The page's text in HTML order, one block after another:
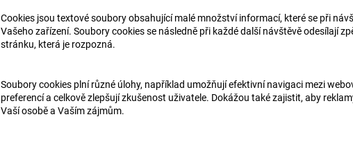
Cookies jsou textové soubory obsahující malé množství informací, které se při
Vašeho zařízení. Soubory cookies se následně při každé další návštěvě odesílají
stránku, která je rozpozná.
Soubory cookies plní různé úlohy, například umožňují efektivní navigaci mezi
preferencí a celkově zlepšují zkušenost uživatele. Dokážou také zajistit, aby
Vaší osobě a Vaším zájmům.